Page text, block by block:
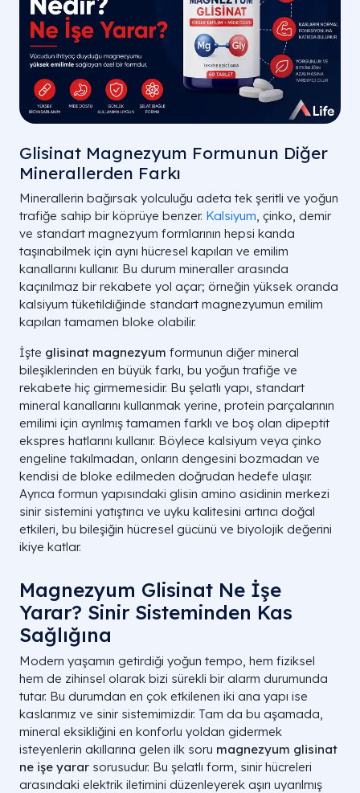
Glisinat Magnezyum Formunun Diğer
Minerallerden Farkı
Minerallerin bağırsak yolculuğu adeta tek şeritli ve yoğun
trafiğe sahip bir köprüye benzer. Kalsiyum , çinko, demir
ve standart magnezyum formlarının hepsi kanda
taşınabilmek için aynı hücresel kapıları ve emilim
kanallarını kullanır. Bu durum mineraller arasında
kaçınılmaz bir rekabete yol açar; örneğin yüksek oranda
kalsiyum tüketildiğinde standart magnezyumun emilim
kapıları tamamen bloke olabilir.
İşte glisinat magnezyum formunun diğer mineral
bileşiklerinden en büyük farkı, bu yoğun trafiğe ve
rekabete hiç girmemesidir. Bu şelatlı yapı, standart
mineral kanallarını kullanmak yerine, protein parçalarının
emilimi için ayrılmış tamamen farklı ve boş olan dipeptit
ekspres hatlarını kullanır. Böylece kalsiyum veya çinko
engeline takılmadan, onların dengesini bozmadan ve
kendisi de bloke edilmeden doğrudan hedefe ulaşır.
Ayrıca formun yapısındaki glisin amino asidinin merkezi
sinir sistemini yatıştırıcı ve uyku kalitesini artırıcı doğal
etkileri, bu bileşiğin hücresel gücünü ve biyolojik değerini
ikiye katlar.
Magnezyum Glisinat Ne İşe
Yarar? Sinir Sisteminden Kas
Sağlığına
Modern yaşamın getirdiği yoğun tempo, hem fiziksel
hem de zihinsel olarak bizi sürekli bir alarm durumunda
tutar. Bu durumdan en çok etkilenen iki ana yapı ise
kaslarımız ve sinir sistemimizdir. Tam da bu aşamada,
mineral eksikliğini en konforlu yoldan gidermek
isteyenlerin akıllarına gelen ilk soru magnezyum glisinat
ne işe yarar sorusudur. Bu şelatlı form, sinir hücreleri
arasındaki elektrik iletimini düzenleyerek aşırı uyarılmış